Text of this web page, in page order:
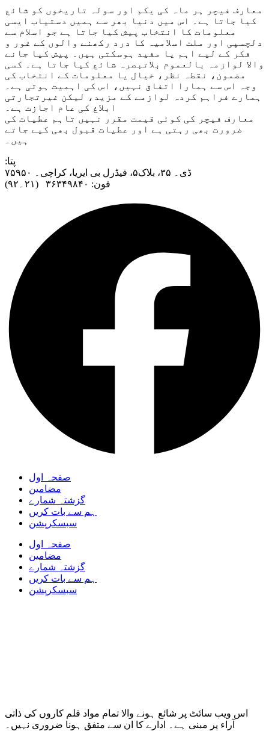
معارف فیچر ہر ماہ کی یکم اور سولہ تاریخوں کو شائع
کیا جاتا ہے۔ اس میں دنیا بھر سے ہمیں دستیاب ایسی
معلومات کا انتخاب پیش کیا جاتا ہے جو اسلام سے
دلچسپی اور ملت اسلامیہ کا درد رکھنے والوں کے غور و
فکر کے لیے اہم یا مفید ہوسکتی ہیں۔ پیش کیا جانے
والا لوازمہ بالعموم بلاتبصرہ شائع کیا جاتا ہے۔ کسی
مضمون، نقطہ نظر، خیال یا معلومات کے انتخاب کی
وجہ اس سے ہمارا اتفاق نہیں، اس کی اہمیت ہوتی ہے۔
ہمارے فراہم کردہ لوازمے کے مزید، لیکن غیرتجارتی
ابلاغ کی عام اجازت ہے۔
معارف فیچر کی کوئی قیمت مقرر نہیں تاہم عطیات کی
ضرورت بھی رہتی ہے اور عطیات قبول بھی کیے جاتے
ہیں۔
:پتا
ڈی۔ ۳۵، بلاک۵، فیڈرل بی ایریا، کراچی۔ ۷۵۹۵۰
فون: ۳۶۳۴۹۸۴۰ (۲۱۔۹۲)
صفحہ اول
مضامین
گزشتہ شمارے
ہم سے بات کریں
سبسکرپشن
صفحہ اول
مضامین
گزشتہ شمارے
ہم سے بات کریں
سبسکرپشن
اس ویب سائٹ پر شائع ہونے والا تمام مواد قلم کاروں کی ذاتی
آراء پر مبنی ہے۔ ادارے کا ان سے متفق ہونا ضروری نہیں۔